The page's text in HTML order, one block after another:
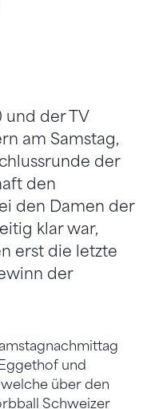
und der TV
am Samstag,
der
den
den Damen der
klar war,
erst die letzte
der
und
über den
Schweizer